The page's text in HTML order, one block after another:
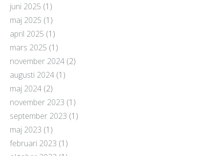
juni 2025 (1)
maj 2025 (1)
april 2025 (1)
mars 2025 (1)
november 2024 (2)
augusti 2024 (1)
maj 2024 (2)
november 2023 (1)
september 2023 (1)
maj 2023 (1)
februari 2023 (1)